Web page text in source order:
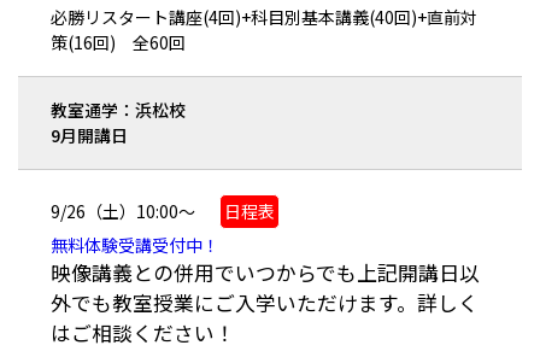
必勝リスタート講座(4回)+科目別基本講義(40回)+直前対
策(16回) 全60回
教室通学：浜松校
9月開講日
9/26（土）10:00～
日程表
無料体験受講受付中！
映像講義との併用でいつからでも上記開講日以
外でも教室授業にご入学いただけます。詳しく
はご相談ください！